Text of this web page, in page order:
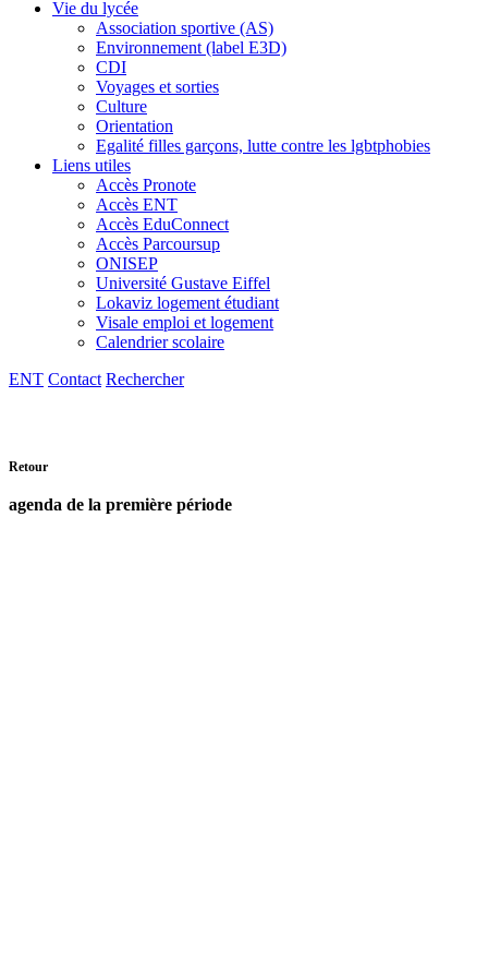
Vie du lycée
Association sportive (AS)
Environnement (label E3D)
CDI
Voyages et sorties
Culture
Orientation
Egalité filles garçons, lutte contre les lgbtphobies
Liens utiles
Accès Pronote
Accès ENT
Accès EduConnect
Accès Parcoursup
ONISEP
Université Gustave Eiffel
Lokaviz logement étudiant
Visale emploi et logement
Calendrier scolaire
ENT Contact Rechercher
Retour
agenda de la première période